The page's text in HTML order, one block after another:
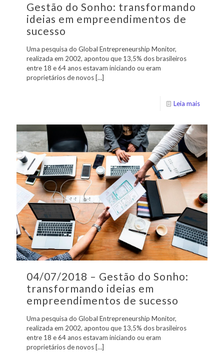
Gestão do Sonho: transformando
ideias em empreendimentos de
sucesso
Uma pesquisa do Global Entrepreneurship Monitor,
realizada em 2002, apontou que 13,5% dos brasileiros
entre 18 e 64 anos estavam iniciando ou eram
proprietários de novos […]
Leia mais
04/07/2018 – Gestão do Sonho:
transformando ideias em
empreendimentos de sucesso
Uma pesquisa do Global Entrepreneurship Monitor,
realizada em 2002, apontou que 13,5% dos brasileiros
entre 18 e 64 anos estavam iniciando ou eram
proprietários de novos […]